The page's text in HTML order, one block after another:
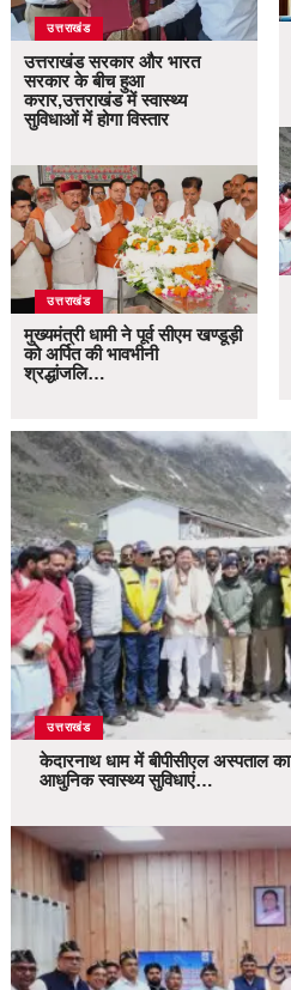
उत्तराखंड
उत्तराखंड सरकार और भारत
सरकार के बीच हुआ
करार,उत्तराखंड में स्वास्थ्य
सुविधाओं में होगा विस्तार
उत्तराखंड
मुख्यमंत्री धामी ने पूर्व सीएम खण्डूड़ी
को अर्पित की भावभीनी
श्रद्धांजलि…
उत्तराखंड
केदारनाथ धाम में बीपीसीएल अस्पताल
आधुनिक स्वास्थ्य सुविधाएं…